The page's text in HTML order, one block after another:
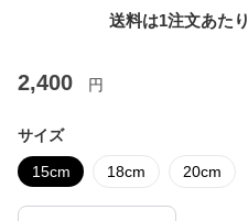
送料は1注文あたり
2,400 円
サイズ
15cm 18cm 20cm